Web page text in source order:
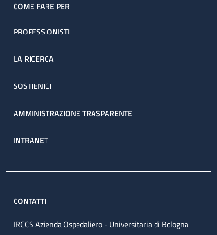
COME FARE PER
PROFESSIONISTI
LA RICERCA
SOSTIENICI
AMMINISTRAZIONE TRASPARENTE
INTRANET
CONTATTI
IRCCS Azienda Ospedaliero - Universitaria di Bologna